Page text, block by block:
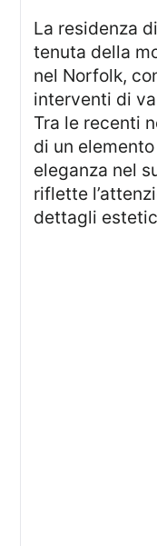
La residenza di Sandringham, storica
tenuta della
nel Norfolk,
interventi di
Tra le recenti
di un
eleganza nel
riflette
dettagli